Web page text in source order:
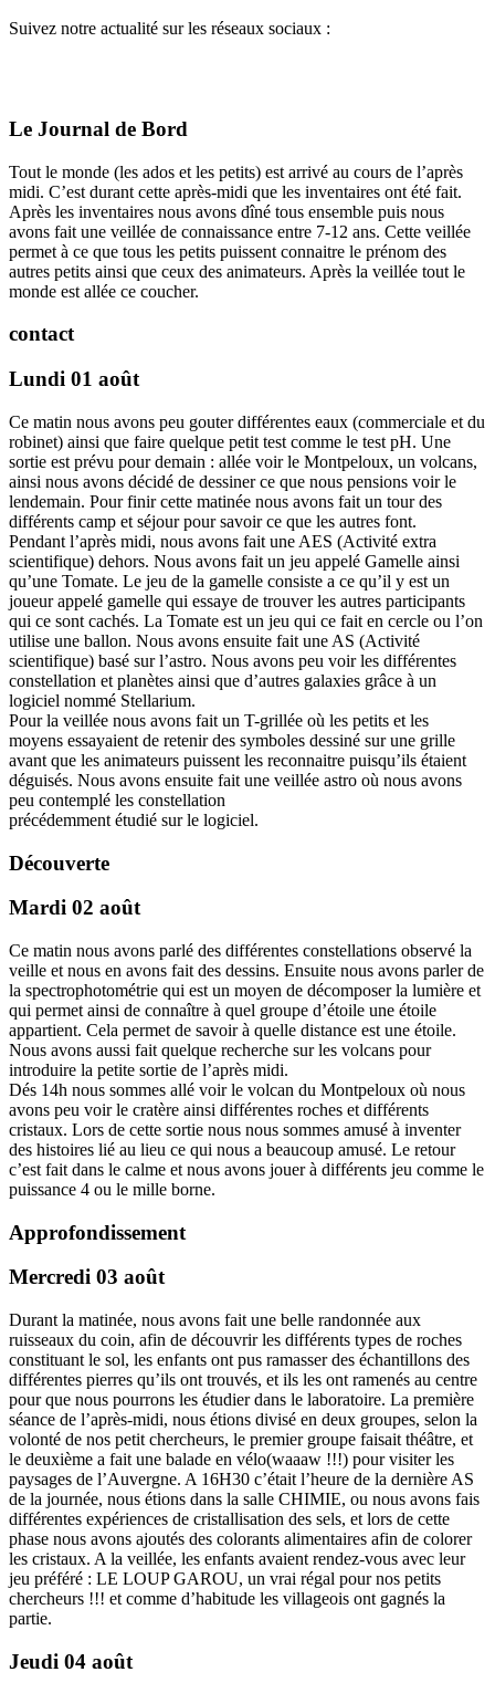
Suivez notre actualité sur les réseaux sociaux :
Le Journal de Bord
Tout le monde (les ados et les petits) est arrivé au cours de l’après
midi. C’est durant cette après-midi que les inventaires ont été fait.
Après les inventaires nous avons dîné tous ensemble puis nous
avons fait une veillée de connaissance entre 7-12 ans. Cette veillée
permet à ce que tous les petits puissent connaitre le prénom des
autres petits ainsi que ceux des animateurs. Après la veillée tout le
monde est allée ce coucher.
contact
Lundi 01 août
Ce matin nous avons peu gouter différentes eaux (commerciale et du
robinet) ainsi que faire quelque petit test comme le test pH. Une
sortie est prévu pour demain : allée voir le Montpeloux, un volcans,
ainsi nous avons décidé de dessiner ce que nous pensions voir le
lendemain. Pour finir cette matinée nous avons fait un tour des
différents camp et séjour pour savoir ce que les autres font.
Pendant l’après midi, nous avons fait une AES (Activité extra
scientifique) dehors. Nous avons fait un jeu appelé Gamelle ainsi
qu’une Tomate. Le jeu de la gamelle consiste a ce qu’il y est un
joueur appelé gamelle qui essaye de trouver les autres participants
qui ce sont cachés. La Tomate est un jeu qui ce fait en cercle ou l’on
utilise une ballon. Nous avons ensuite fait une AS (Activité
scientifique) basé sur l’astro. Nous avons peu voir les différentes
constellation et planètes ainsi que d’autres galaxies grâce à un
logiciel nommé Stellarium.
Pour la veillée nous avons fait un T-grillée où les petits et les
moyens essayaient de retenir des symboles dessiné sur une grille
avant que les animateurs puissent les reconnaitre puisqu’ils étaient
déguisés. Nous avons ensuite fait une veillée astro où nous avons
peu contemplé les constellation
précédemment étudié sur le logiciel.
Découverte
Mardi 02 août
Ce matin nous avons parlé des différentes constellations observé la
veille et nous en avons fait des dessins. Ensuite nous avons parler de
la spectrophotométrie qui est un moyen de décomposer la lumière et
qui permet ainsi de connaître à quel groupe d’étoile une étoile
appartient. Cela permet de savoir à quelle distance est une étoile.
Nous avons aussi fait quelque recherche sur les volcans pour
introduire la petite sortie de l’après midi.
Dés 14h nous sommes allé voir le volcan du Montpeloux où nous
avons peu voir le cratère ainsi différentes roches et différents
cristaux. Lors de cette sortie nous nous sommes amusé à inventer
des histoires lié au lieu ce qui nous a beaucoup amusé. Le retour
c’est fait dans le calme et nous avons jouer à différents jeu comme le
puissance 4 ou le mille borne.
Approfondissement
Mercredi 03 août
Durant la matinée, nous avons fait une belle randonnée aux
ruisseaux du coin, afin de découvrir les différents types de roches
constituant le sol, les enfants ont pus ramasser des échantillons des
différentes pierres qu’ils ont trouvés, et ils les ont ramenés au centre
pour que nous pourrons les étudier dans le laboratoire. La première
séance de l’après-midi, nous étions divisé en deux groupes, selon la
volonté de nos petit chercheurs, le premier groupe faisait théâtre, et
le deuxième a fait une balade en vélo(waaaw !!!) pour visiter les
paysages de l’Auvergne. A 16H30 c’était l’heure de la dernière AS
de la journée, nous étions dans la salle CHIMIE, ou nous avons fais
différentes expériences de cristallisation des sels, et lors de cette
phase nous avons ajoutés des colorants alimentaires afin de colorer
les cristaux. A la veillée, les enfants avaient rendez-vous avec leur
jeu préféré : LE LOUP GAROU, un vrai régal pour nos petits
chercheurs !!! et comme d’habitude les villageois ont gagnés la
partie.
Jeudi 04 août